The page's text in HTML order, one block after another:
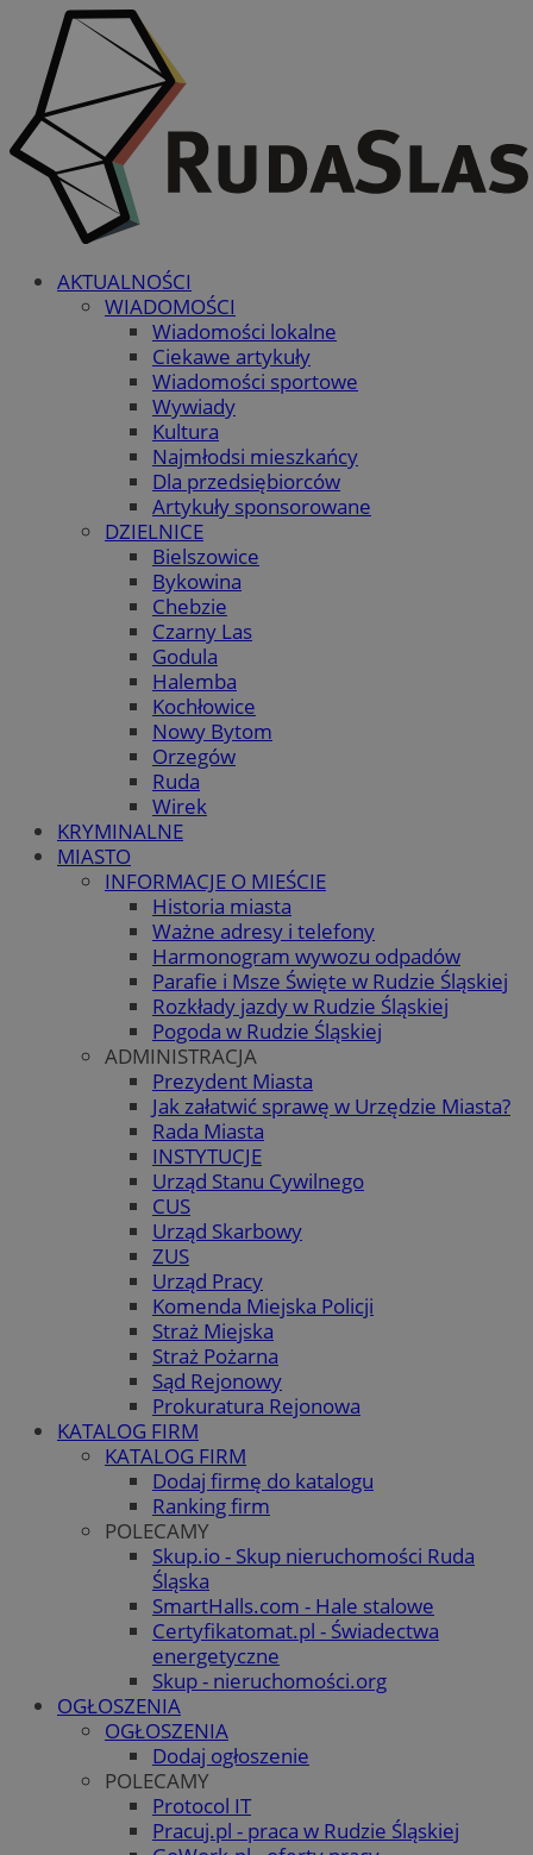
AKTUALNOŚCI
WIADOMOŚCI
Wiadomości lokalne
Ciekawe artykuły
Wiadomości sportowe
Wywiady
Kultura
Najmłodsi mieszkańcy
Dla przedsiębiorców
Artykuły sponsorowane
DZIELNICE
Bielszowice
Bykowina
Chebzie
Czarny Las
Godula
Halemba
Kochłowice
Nowy Bytom
Orzegów
Ruda
Wirek
KRYMINALNE
MIASTO
INFORMACJE O MIEŚCIE
Historia miasta
Ważne adresy i telefony
Harmonogram wywozu odpadów
Parafie i Msze Święte w Rudzie Śląskiej
Rozkłady jazdy w Rudzie Śląskiej
Pogoda w Rudzie Śląskiej
ADMINISTRACJA
Prezydent Miasta
Jak załatwić sprawę w Urzędzie Miasta?
Rada Miasta
INSTYTUCJE
Urząd Stanu Cywilnego
CUS
Urząd Skarbowy
ZUS
Urząd Pracy
Komenda Miejska Policji
Straż Miejska
Straż Pożarna
Sąd Rejonowy
Prokuratura Rejonowa
KATALOG FIRM
KATALOG FIRM
Dodaj firmę do katalogu
Ranking firm
POLECAMY
Skup.io - Skup nieruchomości Ruda
Śląska
SmartHalls.com - Hale stalowe
Certyfikatomat.pl - Świadectwa
energetyczne
Skup - nieruchomości.org
OGŁOSZENIA
OGŁOSZENIA
Dodaj ogłoszenie
POLECAMY
Protocol IT
Pracuj.pl - praca w Rudzie Śląskiej